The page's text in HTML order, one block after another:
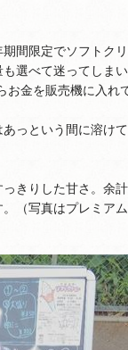
間限定でソフトク
選べて迷ってしまい
金を販売機に入れ
っという間に溶け
きりした甘さ。余
（写真はプレミアム